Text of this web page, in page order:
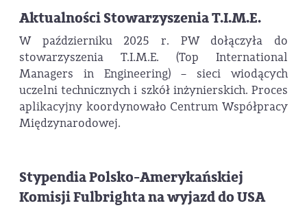
Aktualności Stowarzyszenia T.I.M.E.
W październiku 2025 r. PW dołączyła do
stowarzyszenia T.I.M.E. (Top International
Managers in Engineering) – sieci wiodących
uczelni technicznych i szkół inżynierskich. Proces
aplikacyjny koordynowało Centrum Współpracy
Międzynarodowej.
Stypendia Polsko-Amerykańskiej
Komisji Fulbrighta na wyjazd do USA